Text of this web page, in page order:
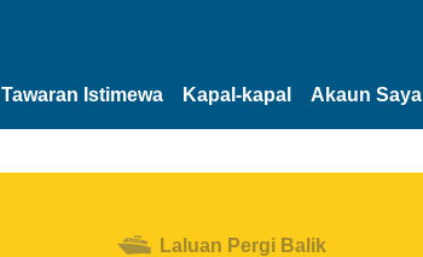
Tawaran Istimewa Kapal-kapal Akaun Saya
Laluan Pergi Balik